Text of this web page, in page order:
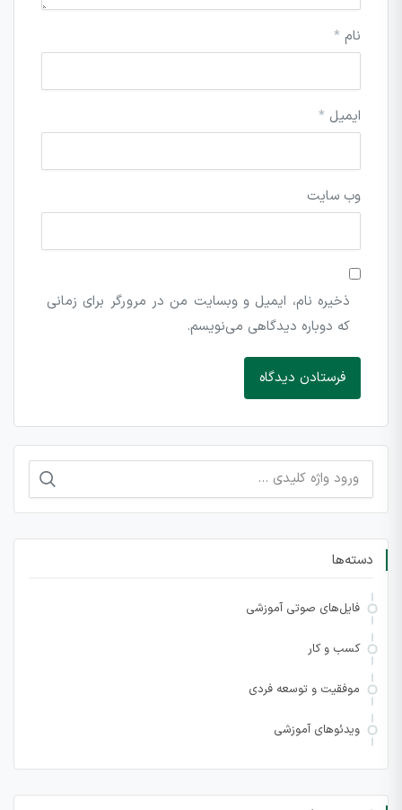
نام *
ایمیل *
وب‌ سایت
ذخیره نام، ایمیل و وبسایت من در مرورگر برای زمانی
که دوباره دیدگاهی می‌نویسم.
جستجو
برای:
دسته‌ها
فایل‌های صوتی آموزشی
کسب و کار
موفقیت و توسعه فردی
ویدئوهای آموزشی